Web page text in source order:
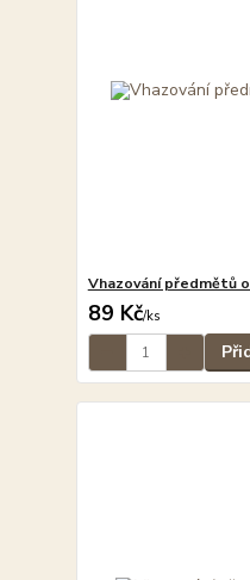
Vhazování předmětů
89 Kč/ks